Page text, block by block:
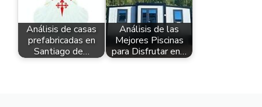
Análisis de casas
prefabricadas en
Santiago de…
Análisis de las
Mejores Piscinas
para Disfrutar en…